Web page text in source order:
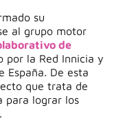
su
al grupo motor
de
por la Red Innicia y
España. De esta
que trata de
para lograr los